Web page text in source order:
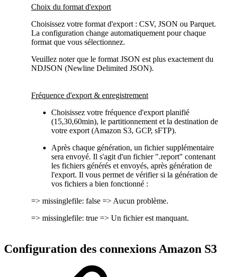
Choix du format d'export
Choisissez votre format d'export : CSV, JSON ou Parquet.
La configuration change automatiquement pour chaque
format que vous sélectionnez.
Veuillez noter que le format JSON est plus exactement du
NDJSON (Newline Delimited JSON).
Fréquence d'export & enregistrement
Choisissez votre fréquence d'export planifié
(15,30,60min), le partitionnement et la destination de
votre export (Amazon S3, GCP, sFTP).
Après chaque génération, un fichier supplémentaire
sera envoyé. Il s'agit d'un fichier ".report" contenant
les fichiers générés et envoyés, après génération de
l'export. Il vous permet de vérifier si la génération de
vos fichiers a bien fonctionné :
=> missinglefile: false => Aucun problème.
=> missinglefile: true => Un fichier est manquant.
Configuration des connexions Amazon S3